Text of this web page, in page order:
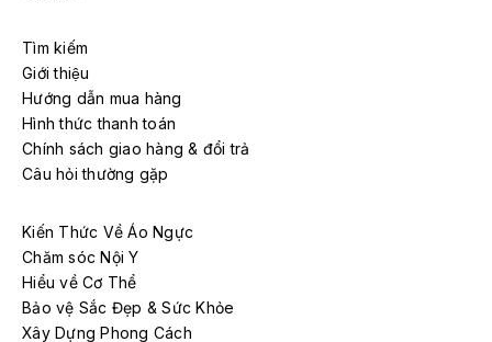
Tìm kiếm
Giới thiệu
Hướng dẫn mua hàng
Hình thức thanh toán
Chính sách giao hàng & đổi trả
Câu hỏi thường gặp
Kiến Thức Về Áo Ngực
Chăm sóc Nội Y
Hiểu về Cơ Thể
Bảo vệ Sắc Đẹp & Sức Khỏe
Xây Dựng Phong Cách